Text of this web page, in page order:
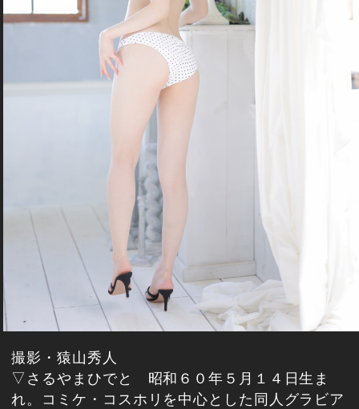
撮影・猿山秀人
▽さるやまひでと 昭和６０年５月１４日生ま
れ。コミケ・コスホリを中心とした同人グラビア